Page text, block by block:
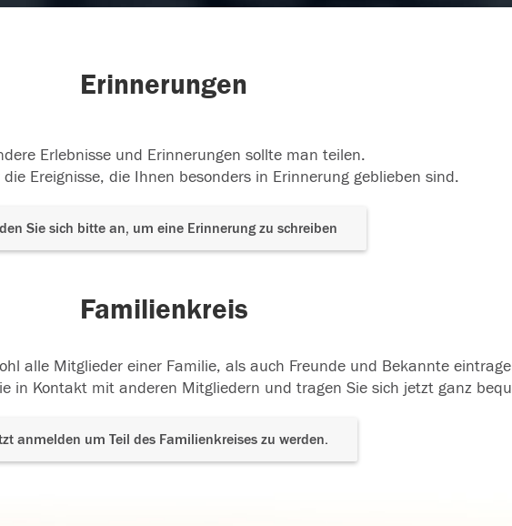
Erinnerungen
Erlebnisse und Erinnerungen sollte man teilen.
Ereignisse, die Ihnen besonders in Erinnerung geblieben sind.
Sie sich bitte an, um eine Erinnerung zu schreiben
Familienkreis
alle Mitglieder einer Familie, als auch Freunde und Bekannte
in Kontakt mit anderen Mitgliedern und tragen Sie sich jetzt ganz
anmelden um Teil des Familienkreises zu werden.